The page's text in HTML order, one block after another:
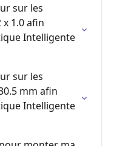
sur les
1.0 afin
Intelligente
sur les
mm afin
Intelligente